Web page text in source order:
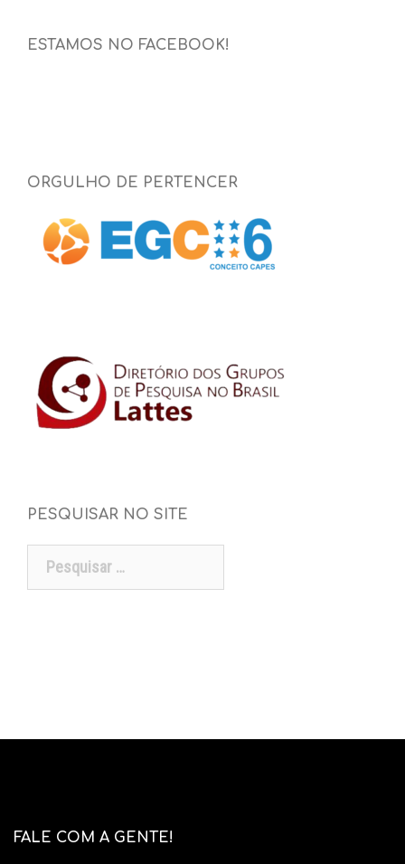
ESTAMOS NO FACEBOOK!
ORGULHO DE PERTENCER
PESQUISAR NO SITE
Pesquisar
FALE COM A GENTE!